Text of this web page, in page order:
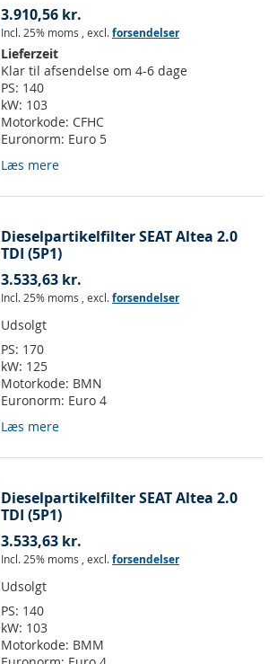
3.910,56 kr.
Incl. 25% moms , excl.forsendelser
Lieferzeit
Klar til afsendelse om 4-6 dage
PS: 140
kW: 103
Motorkode: CFHC
Euronorm: Euro 5
Læs mere
Dieselpartikelfilter SEAT Altea 2.0
TDI (5P1)
3.533,63 kr.
Incl. 25% moms , excl.forsendelser
Udsolgt
PS: 170
kW: 125
Motorkode: BMN
Euronorm: Euro 4
Læs mere
Dieselpartikelfilter SEAT Altea 2.0
TDI (5P1)
3.533,63 kr.
Incl. 25% moms , excl.forsendelser
Udsolgt
PS: 140
kW: 103
Motorkode: BMM